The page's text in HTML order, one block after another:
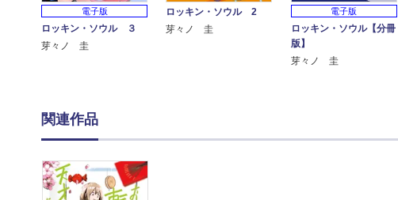
電子版
ロッキン・ソウル ３
芽々ノ 圭
ロッキン・ソウル 2
芽々ノ 圭
電子版
ロッキン・ソウル【分冊
版】
芽々ノ 圭
関連作品